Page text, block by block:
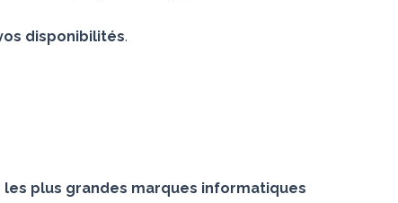
disponibilités.
plus grandes marques informatiques